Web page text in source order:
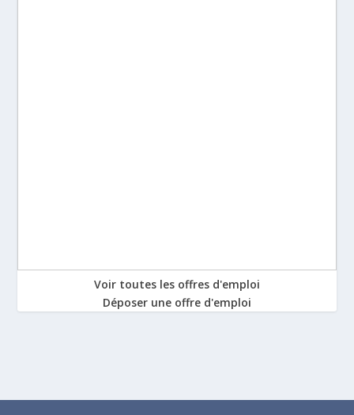
Voir toutes les offres d'emploi
Déposer une offre d'emploi